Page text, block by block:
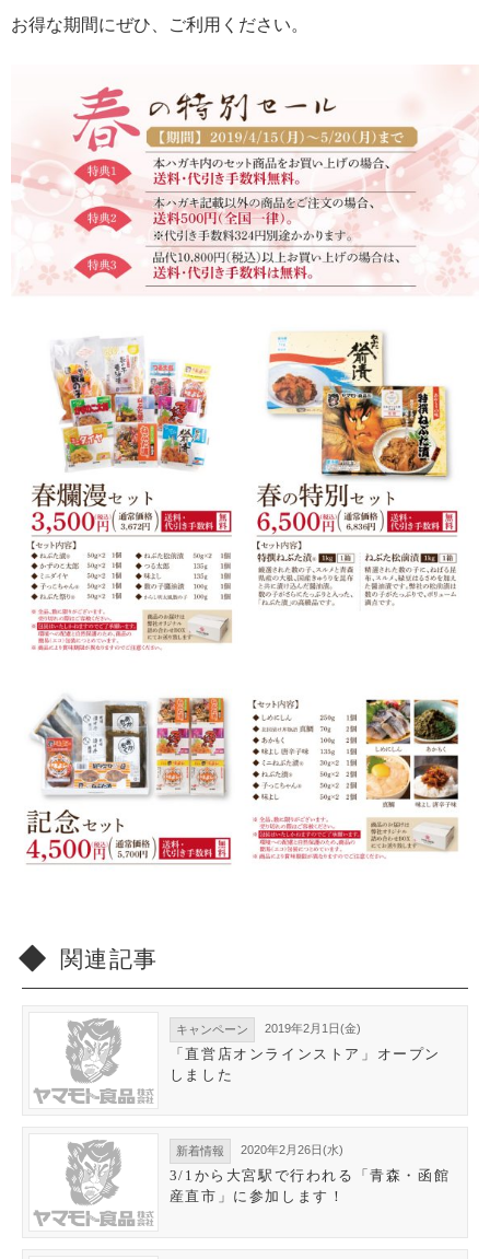
お得な期間にぜひ、ご利用ください。
関連記事
キャンペーン 2019年2月1日(金)
「直営店オンラインストア」オープン
しました
新着情報 2020年2月26日(水)
3/1から大宮駅で行われる「青森・函館
産直市」に参加します！